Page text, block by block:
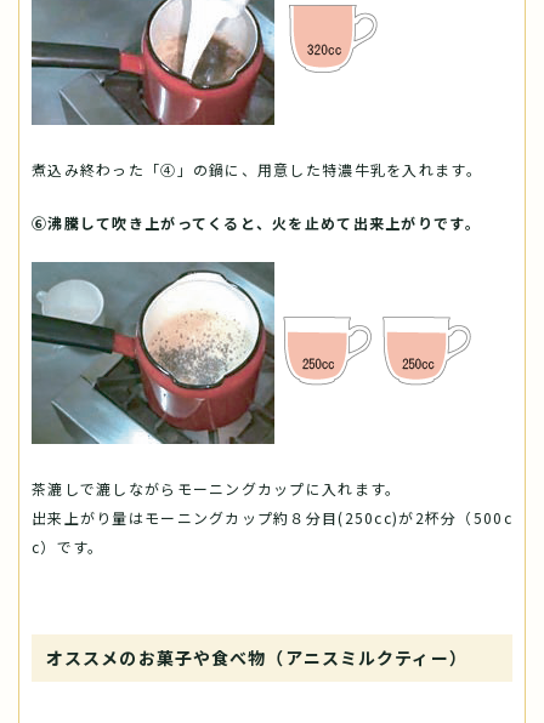
煮込み終わった「④」の鍋に、用意した特濃牛乳を入れます。
⑥沸騰して吹き上がってくると、火を止めて出来上がりです。
茶漉しで漉しながらモーニングカップに入れます。
出来上がり量はモーニングカップ約８分目(250cc)が2杯分（500c
c）です。
オススメのお菓子や食べ物（アニスミルクティー）